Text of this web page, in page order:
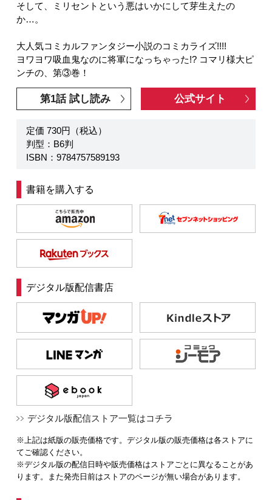
そして、ミリセントという悪はいかにして芽生えたの
か…。
大人気コミカルファンタジー小説のコミカライズ!!!!
ヨワヨワ吸血鬼なのに将軍になっちゃった!? コマリ様大ピ
ンチの、第③巻！
第1話 試し読み 公式サイト
定価 730円（税込）
判型：B6判
ISBN：9784757589193
書籍を購入する
デジタル版配信書店
デジタル版配信ストア一覧はコチラ
※上記は紙版の販売価格です。デジタル版の販売価格は各ストアに
てご確認ください。
※デジタル版の配信日時や販売価格はストアごとに異なることがあ
ります。また発売日前はストアのページが無い場合があります。